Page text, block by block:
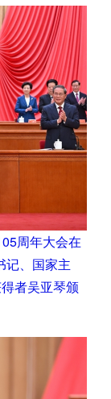
周年大会在
记、国家主
者吴亚琴颁